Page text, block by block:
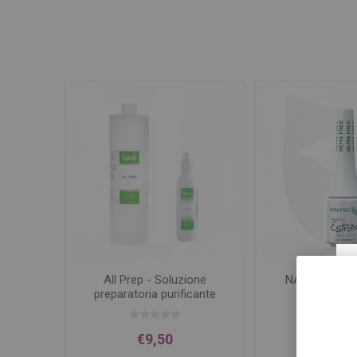
All Prep - Soluzione
preparatoria purificante
€9,50
NAIL PREP 7